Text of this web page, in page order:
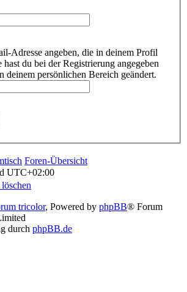
Adresse angeben, die in deinem Profil
du bei der Registrierung angegeben
deinem persönlichen Bereich geändert.
Foren-Übersicht
UTC+02:00
tricolor, Powered by phpBB® Forum
durch phpBB.de